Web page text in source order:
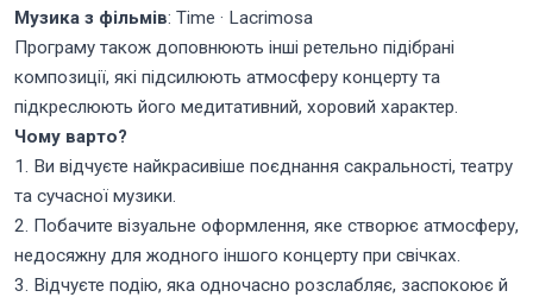
Музика з фільмів: Time · Lacrimosa
Програму також доповнюють інші ретельно підібрані
композиції, які підсилюють атмосферу концерту та
підкреслюють його медитативний, хоровий характер.
Чому варто?
1. Ви відчуєте найкрасивіше поєднання сакральності, театру
та сучасної музики.
2. Побачите візуальне оформлення, яке створює атмосферу,
недосяжну для жодного іншого концерту при свічках.
3. Відчуєте подію, яка одночасно розслабляє, заспокоює й